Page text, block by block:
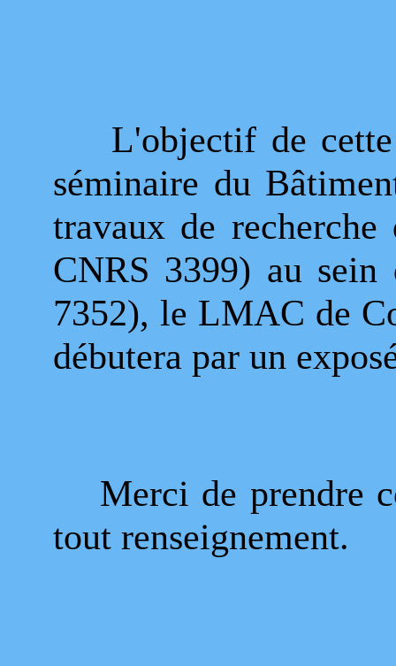
L'objectif de cette
séminaire du
travaux de
CNRS 3399) au
7352), le LMAC de
débutera par un
Merci de prendre
tout renseignement.